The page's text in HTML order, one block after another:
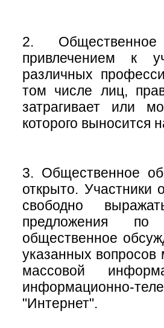
2.
привлечением к
различных
том числе лиц,
затрагивает или
которого выносится
3. Общественное
открыто. Участники
свободно
предложения
общественное
указанных вопросов
массовой
информационно-
"Интернет".